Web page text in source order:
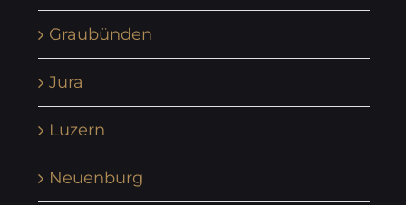
Graubünden
Jura
Luzern
Neuenburg